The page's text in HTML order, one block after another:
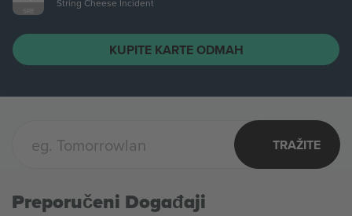
TRAŽITE
Preporučeni Događaji